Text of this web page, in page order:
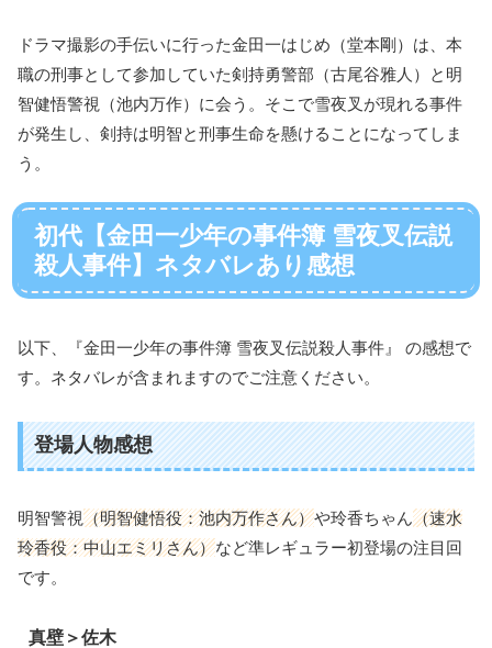
ドラマ撮影の手伝いに行った金田一はじめ（堂本剛）は、本
職の刑事として参加していた剣持勇警部（古尾谷雅人）と明
智健悟警視（池内万作）に会う。そこで雪夜叉が現れる事件
が発生し、剣持は明智と刑事生命を懸けることになってしま
う。
初代【金田一少年の事件簿 雪夜叉伝説
殺人事件】ネタバレあり感想
以下、『金田一少年の事件簿 雪夜叉伝説殺人事件』 の感想で
す。ネタバレが含まれますのでご注意ください。
登場人物感想
明智警視（明智健悟役：池内万作さん）や玲香ちゃん（速水
玲香役：中山エミリさん）など準レギュラー初登場の注目回
です。
真壁＞佐木